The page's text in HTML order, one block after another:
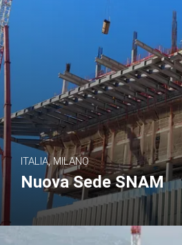
ITALIA, MILANO
Nuova Sede SNAM